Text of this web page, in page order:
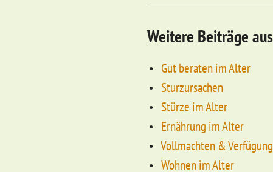
Weitere Beiträge
Gut beraten im Alter
Sturzursachen
Stürze im Alter
Ernährung im Alter
Vollmachten &
Wohnen im Alter